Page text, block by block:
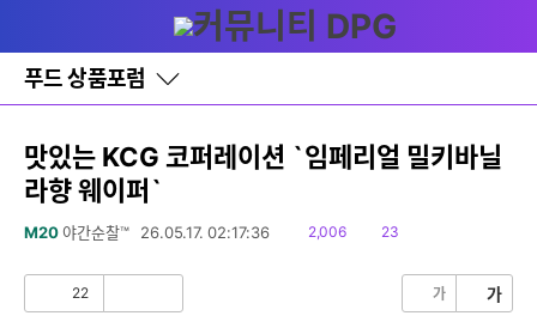
와
홈
푸드 상품포럼
바
로
기
레
창
글
맛있는 KCG 코퍼레이션 `임페리얼 밀키바닐
라향 웨이퍼`
M20 야간순찰™ 26.05.17. 02:17:36
읽
2,006
댓
23
공22 가 가